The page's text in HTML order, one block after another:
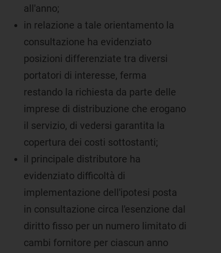
all'anno;
in relazione a tale orientamento la
consultazione ha evidenziato
posizioni differenziate tra diversi
portatori di interesse, ferma
restando la richiesta da parte delle
imprese di distribuzione che erogano
il servizio, di vedersi garantita la
copertura dei costi sottostanti;
il principale distributore ha
evidenziato difficoltà di
implementazione dell'ipotesi posta
in consultazione circa l'esenzione dal
diritto fisso per un numero limitato di
cambi fornitore per ciascun anno